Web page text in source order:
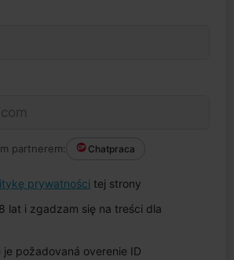
partnerem: Chatpraca
prywatności tej strony
lat i zgadzam się na treści dla
je požadovaná overenie ID